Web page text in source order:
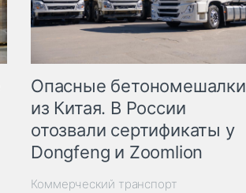
Опасные бетономешалки
из Китая. В России
отозвали сертификаты у
Dongfeng и Zoomlion
Коммерческий транспорт